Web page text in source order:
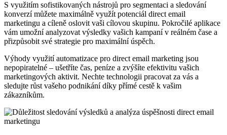
S využitím sofistikovaných nástrojů pro segmentaci a sledování
konverzí můžete maximálně využít potenciál direct email
marketingu a cíleně oslovit vaši cílovou skupinu. Pokročilé aplikace
vám umožní analyzovat výsledky vašich kampaní v reálném čase a
přizpůsobit své strategie pro maximální úspěch.
Výhody využití automatizace pro direct email marketing jsou
nepopiratelné – ušetříte čas, peníze a zvýšíte efektivitu vašich
marketingových aktivit. Nechte technologii pracovat za vás a
sledujte růst vašeho podnikání díky přímé cestě k vašim
zákazníkům.